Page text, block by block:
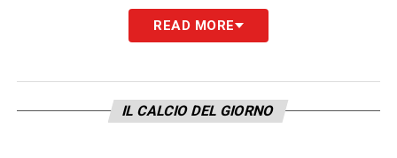
cartellino costa circa70 milioni
semplice da gestire anche con l’ingaggio
Manchester United e ora pure l’Al-Hilal
READ MORE
IL CALCIO DEL GIORNO